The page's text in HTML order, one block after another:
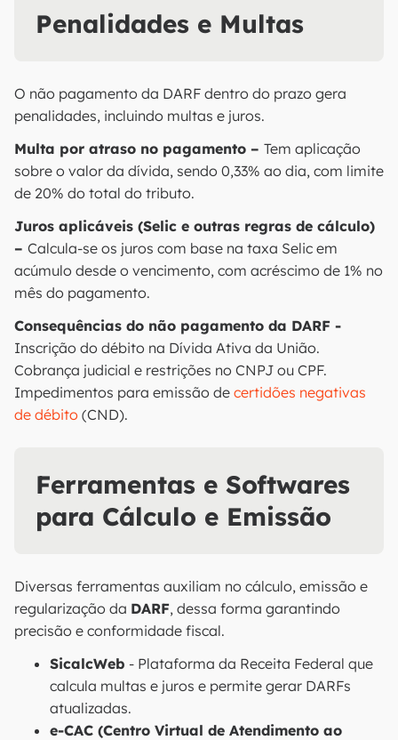
Penalidades e Multas
O não pagamento da DARF dentro do prazo gera
penalidades, incluindo multas e juros.
Multa por atraso no pagamento – Tem aplicação
sobre o valor da dívida, sendo 0,33% ao dia, com limite
de 20% do total do tributo.
Juros aplicáveis (Selic e outras regras de cálculo)
– Calcula-se os juros com base na taxa Selic em
acúmulo desde o vencimento, com acréscimo de 1% no
mês do pagamento.
Consequências do não pagamento da DARF -
Inscrição do débito na Dívida Ativa da União.
Cobrança judicial e restrições no CNPJ ou CPF.
Impedimentos para emissão de certidões negativas
de débito (CND).
Ferramentas e Softwares
para Cálculo e Emissão
Diversas ferramentas auxiliam no cálculo, emissão e
regularização da DARF, dessa forma garantindo
precisão e conformidade fiscal.
SicalcWeb - Plataforma da Receita Federal que
calcula multas e juros e permite gerar DARFs
atualizadas.
e-CAC (Centro Virtual de Atendimento ao